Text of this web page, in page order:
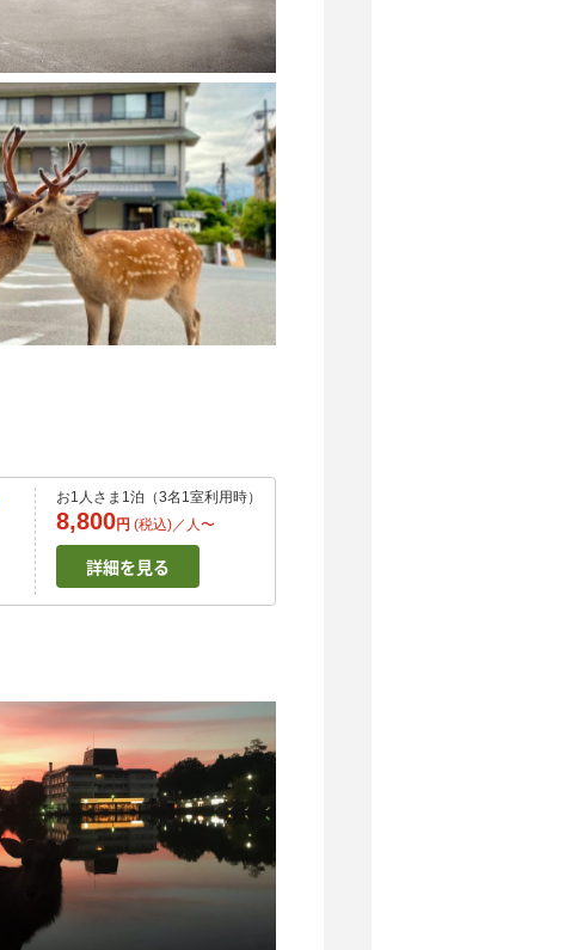
お1人さま1泊（3名1室利用時）
8,800円 (税込)／ 人〜
詳細を見る